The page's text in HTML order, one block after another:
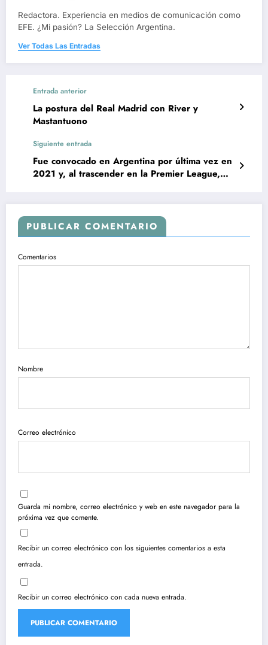
Redactora. Experiencia en medios de comunicación como
EFE. ¿Mi pasión? La Selección Argentina.
Ver Todas Las Entradas
Entrada anterior
La postura del Real Madrid con River y
Mastantuono
Siguiente entrada
Fue convocado en Argentina por última vez en
2021 y, al trascender en la Premier League,
PUBLICAR COMENTARIO
Comentarios
Nombre
Correo electrónico
Guarda mi nombre, correo electrónico y web en este navegador para la
próxima vez que comente.
Recibir un correo electrónico con los siguientes comentarios a esta
entrada.
Recibir un correo electrónico con cada nueva entrada.